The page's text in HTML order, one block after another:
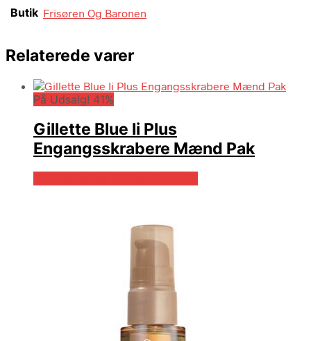
Butik Frisøren Og Baronen
Relaterede varer
På Udsalg! 41%
Gillette Blue Ii Plus
Engangsskrabere Mænd Pak